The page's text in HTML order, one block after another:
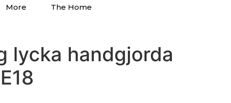
More The Home
lycka handgjorda